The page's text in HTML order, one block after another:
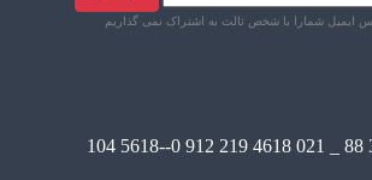
ایمیل شمارا با شخص ثالث به اشتراک نمی گذاریم
4618 219 912 0--5618 104